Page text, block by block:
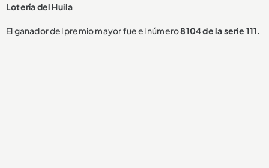
Lotería del Huila
El ganador del premio mayor fue el número8104 de la serie 111.